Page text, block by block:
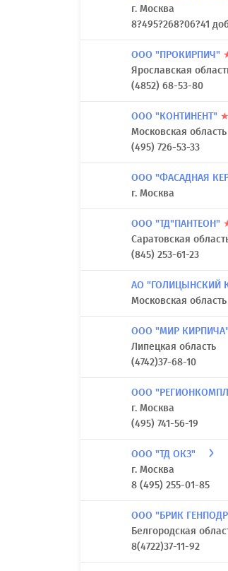
г. Москва
8?495?268?06?41
ООО "ПРОКИРПИЧ"
Ярославская
(4852) 68-53-80
ООО "КОНТИНЕНТ" ★
Московская область
(495) 726-53-33
ООО "ФАСАДНАЯ
г. Москва
ООО "ТД"ПАНТЕОН"
Саратовская
(845) 253-61-23
АО "ГОЛИЦЫНСКИЙ
Московская область
ООО "МИР КИРПИЧА"
Липецкая область
(4742)37-68-10
ООО
г. Москва
(495) 741-56-19
ООО "ТД ОКЗ"
г. Москва
8 (495) 255-01-85
ООО "БРИК
Белгородская
8(4722)37-11-92